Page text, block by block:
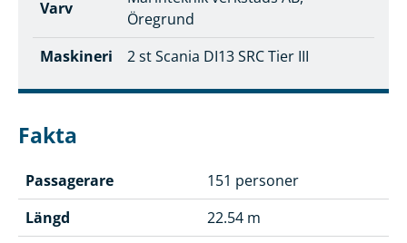
Varv
Öregrund
Maskineri
2 st Scania DI13 SRC Tier III
Fakta
Passagerare
151 personer
Längd
22.54 m